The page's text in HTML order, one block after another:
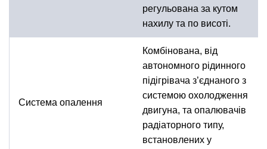
регульована за кутом
нахилу та по висоті.
Система опалення
Комбінована, від
автономного рідинного
підігрівача з’єднаного з
системою охолодження
двигуна, та опалювачів
радіаторного типу,
встановлених у